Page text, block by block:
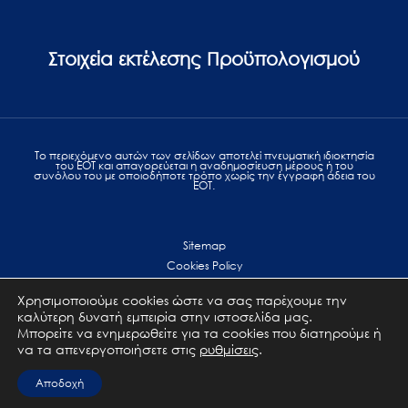
Στοιχεία εκτέλεσης Προϋπολογισμού
Το περιεχόμενο αυτών των σελίδων αποτελεί πvευματική ιδιοκτησία
του ΕΟΤ και απαγορεύεται η αναδημοσίευση μέρους ή του
συνόλου του με οποιοδήποτε τρόπο χωρίς την έγγραφη άδεια του
ΕΟΤ.
Sitemap
Cookies Policy
Terms of use
Επικοινωνία
Χρησιμοποιούμε cookies ώστε να σας παρέχουμε την
καλύτερη δυνατή εμπειρία στην ιστοσελίδα μας.
Μπορείτε να ενημερωθείτε για τα cookies που διατηρούμε ή
να τα απενεργοποιήσετε στις ρυθμίσεις.
Αποδοχή